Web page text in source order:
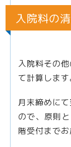
入院料の
入院料その
て計算します
月末締めに
ので、原則
階受付までお